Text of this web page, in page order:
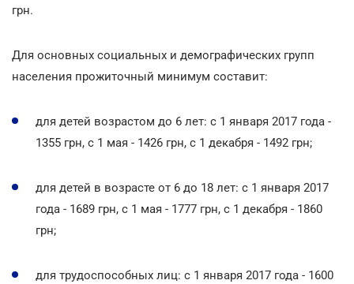
грн.
Для основных социальных и демографических групп
населения прожиточный минимум составит:
для детей возрастом до 6 лет: с 1 января 2017 года -
1355 грн, с 1 мая - 1426 грн, с 1 декабря - 1492 грн;
для детей в возрасте от 6 до 18 лет: с 1 января 2017
года - 1689 грн, с 1 мая - 1777 грн, с 1 декабря - 1860
грн;
для трудоспособных лиц: с 1 января 2017 года - 1600